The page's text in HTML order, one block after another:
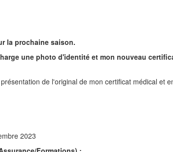
la prochaine saison.
une photo d'identité etmon nouveau
de l'original de mon certificat médical et
2023